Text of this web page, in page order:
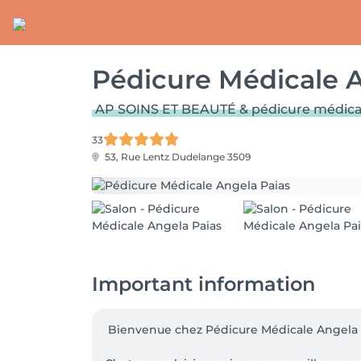
Pédicure Médicale
AP SOINS ET BEAUTÉ & pédicure
33
53, Rue Lentz Dudelange 3509
Important information